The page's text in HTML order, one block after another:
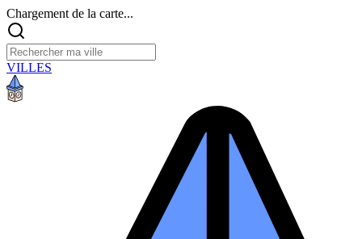
Chargement de la carte...
VILLES